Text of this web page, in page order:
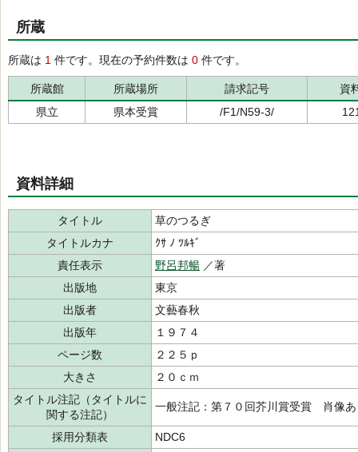
所蔵
所蔵は 1 件です。現在の予約件数は 0 件です。
所蔵館 所蔵場所 請求記号
資
県立
県本受賞 /F1/N59-3/
資料詳細
タイトル
草のつるぎ
タイトルカナ
ｸｻ ﾉ ﾂﾙｷﾞ
責任表示
野呂邦暢 ／著
出版地
東京
出版者
文藝春秋
出版年
１９７４
ページ数
２２５ｐ
大きさ
２０ｃｍ
タイトル注記（タイトルに
関する注記）
一般注記：第７０回芥川賞受賞 肖像
採用分類表
NDC6